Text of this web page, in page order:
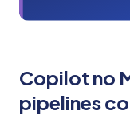
Copilot no
pipelines